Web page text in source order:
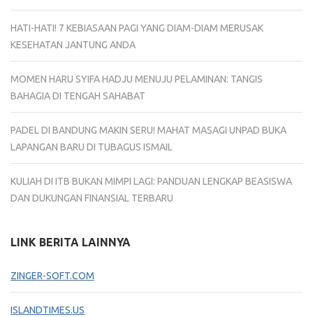
HATI-HATI! 7 KEBIASAAN PAGI YANG DIAM-DIAM MERUSAK
KESEHATAN JANTUNG ANDA
MOMEN HARU SYIFA HADJU MENUJU PELAMINAN: TANGIS
BAHAGIA DI TENGAH SAHABAT
PADEL DI BANDUNG MAKIN SERU! MAHAT MASAGI UNPAD BUKA
LAPANGAN BARU DI TUBAGUS ISMAIL
KULIAH DI ITB BUKAN MIMPI LAGI: PANDUAN LENGKAP BEASISWA
DAN DUKUNGAN FINANSIAL TERBARU
LINK BERITA LAINNYA
ZINGER-SOFT.COM
ISLANDTIMES.US